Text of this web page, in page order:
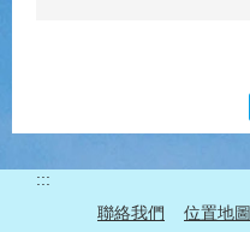
:::
聯絡我們
位置地圖